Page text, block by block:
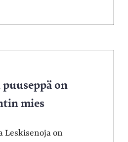
on
mies
Leskisenoja on